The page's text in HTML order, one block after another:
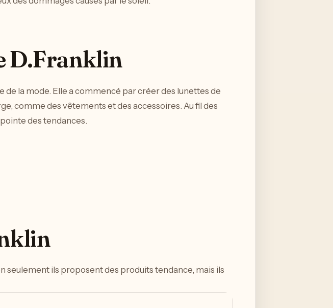
D.Franklin
de la mode. Elle a commencé par créer des lunettes de
comme des vêtements et des accessoires. Au fil des
des tendances.
seulement ils proposent des produits tendance, mais ils